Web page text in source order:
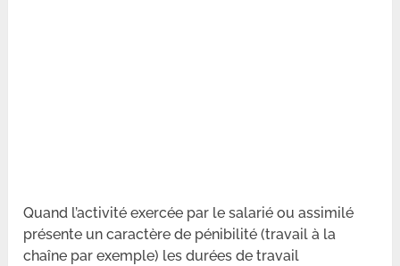
Quand l’activité exercée par le salarié ou assimilé
présente un caractère de pénibilité (travail à la
chaîne par exemple) les durées de travail